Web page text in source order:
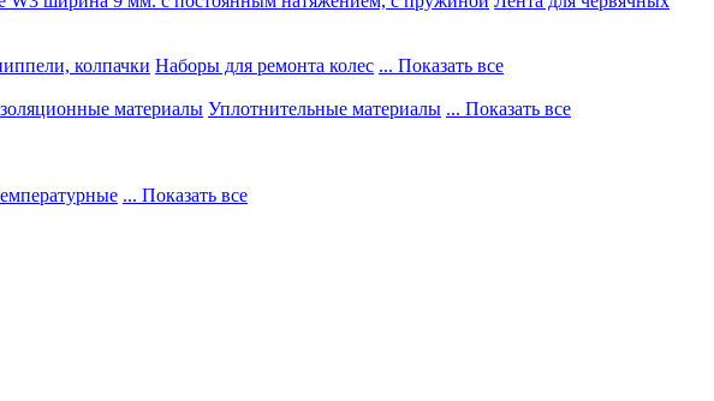
колпачки Наборы для ремонта колес ... Показать все
материалы Уплотнительные материалы ... Показать все
... Показать все